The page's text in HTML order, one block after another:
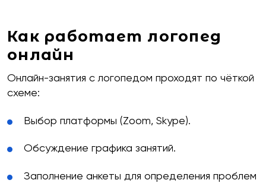
Как работает логопед
онлайн
Онлайн-занятия с логопедом проходят по чёткой
схеме:
Выбор платформы (Zoom, Skype).
Обсуждение графика занятий.
Заполнение анкеты для определения проблем
Какие мессенджеры есть у вас на этом номере
Оставить заявку